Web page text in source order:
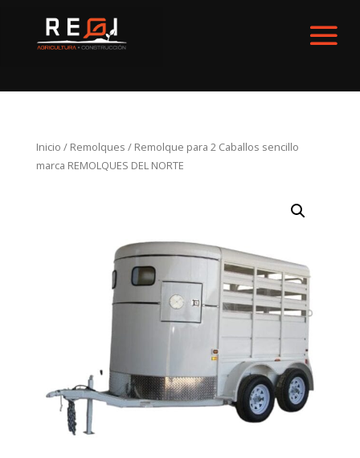
Inicio / Remolques / Remolque para 2 Caballos sencillo
marca REMOLQUES DEL NORTE